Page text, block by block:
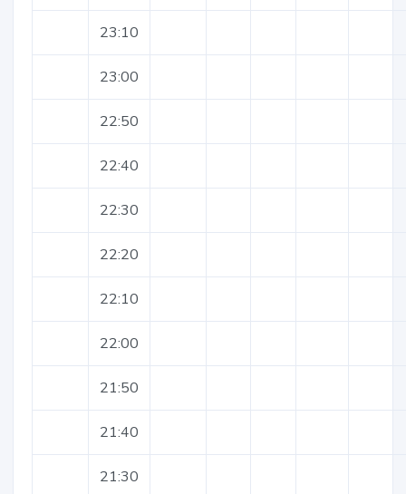
23:10
23:00
22:50
22:40
22:30
22:20
22:10
22:00
21:50
21:40
21:30